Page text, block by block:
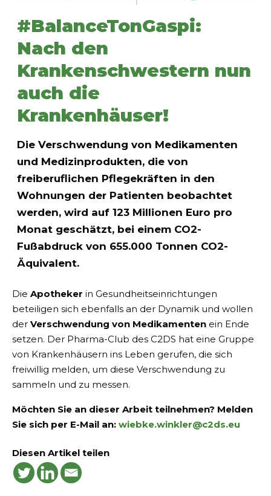
#BalanceTonGaspi:
Nach den
Krankenschwestern nun
auch die
Krankenhäuser!
Die Verschwendung von Medikamenten
und Medizinprodukten, die von
freiberuflichen Pflegekräften in den
Wohnungen der Patienten beobachtet
werden, wird auf 123 Millionen Euro pro
Monat geschätzt, bei einem CO2-
Fußabdruck von 655.000 Tonnen CO2-
Äquivalent.
Die Apotheker in Gesundheitseinrichtungen
beteiligen sich ebenfalls an der Dynamik und wollen
der Verschwendung von Medikamenten ein Ende
setzen. Der Pharma-Club des C2DS hat eine Gruppe
von Krankenhäusern ins Leben gerufen, die sich
freiwillig melden, um diese Verschwendung zu
sammeln und zu messen.
Möchten Sie an dieser Arbeit teilnehmen? Melden
Sie sich per E-Mail an: wiebke.winkler@c2ds.eu
Diesen Artikel teilen